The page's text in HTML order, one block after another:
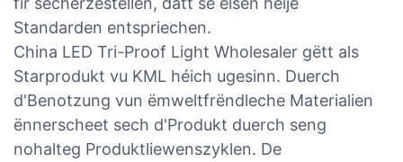
Standarden entspriechen.
China LED Tri-Proof Light Wholesaler gëtt als
Starprodukt vu KML héich ugesinn. Duerch
d'Benotzung vun ëmweltfrëndleche Materialien
ënnerscheet sech d'Produkt duerch seng
nohalteg Produktliewenszyklen. De